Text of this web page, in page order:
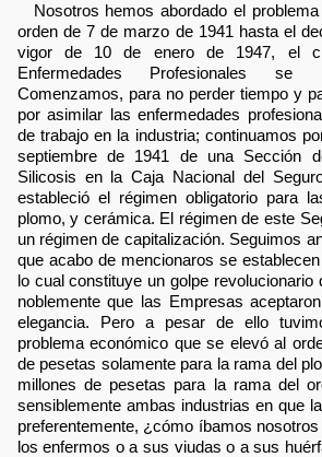
Nosotros hemos abordado el
orden de 7 de marzo de 1941 hasta el
vigor de 10 de enero de 1947, el
Enfermedades Profesionales se
Comenzamos, para no perder tiempo y
por asimilar las enfermedades
de trabajo en la industria; continuamos
septiembre de 1941 de una Sección
Silicosis en la Caja Nacional del
estableció el régimen obligatorio para
plomo, y cerámica. El régimen de este
un régimen de capitalización. Seguimos
que acabo de mencionaros se
lo cual constituye un golpe revolucionario
noblemente que las Empresas
elegancia. Pero a pesar de ello
problema económico que se elevó al
de pesetas solamente para la rama del
millones de pesetas para la rama del
sensiblemente ambas industrias en que
preferentemente, ¿cómo íbamos
los enfermos o a sus viudas o a sus